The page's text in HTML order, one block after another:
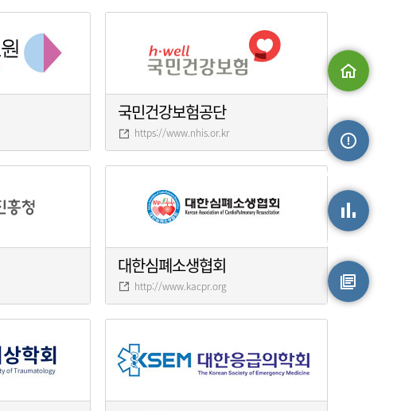
맵
국민건강보험공단
https://www.nhis.or.kr
대한심폐소생협회
http://www.kacpr.org